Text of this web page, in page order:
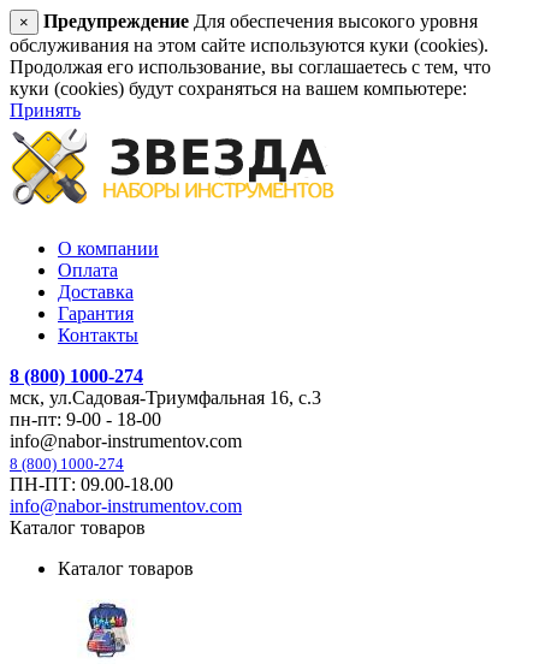
× Предупреждение Для обеспечения высокого уровня
обслуживания на этом сайте используются куки (cookies).
Продолжая его использование, вы соглашаетесь с тем, что
куки (cookies) будут сохраняться на вашем компьютере:
Принять
О компании
Оплата
Доставка
Гарантия
Контакты
8 (800) 1000-274
мск, ул.Садовая-Триумфальная 16, с.3
пн-пт: 9-00 - 18-00
info@nabor-instrumentov.com
8 (800) 1000-274
ПН-ПТ: 09.00-18.00
info@nabor-instrumentov.com
Каталог товаров
Каталог товаров